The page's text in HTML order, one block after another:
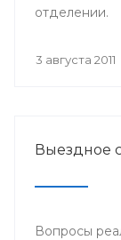
отделении.
3 августа 2011
Выездное
Вопросы